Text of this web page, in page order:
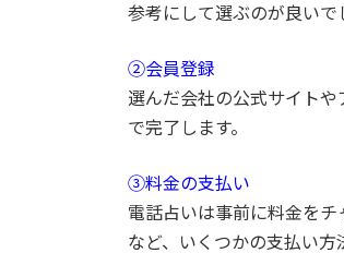
参考にして選ぶのが良いで
②会員登録
選んだ会社の公式サイト
で完了します。
③料金の支払い
電話占いは事前に料金を
など、いくつかの支払い方